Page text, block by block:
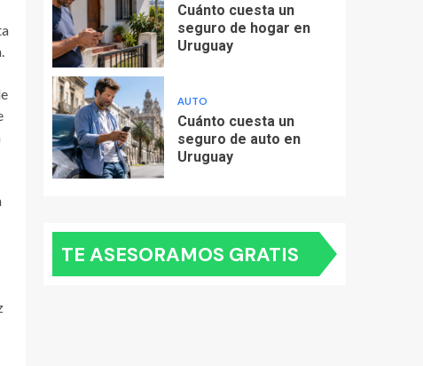
Cuánto cuesta un
seguro de hogar en
Uruguay
AUTO
Cuánto cuesta un
seguro de auto en
Uruguay
TE ASESORAMOS GRATIS